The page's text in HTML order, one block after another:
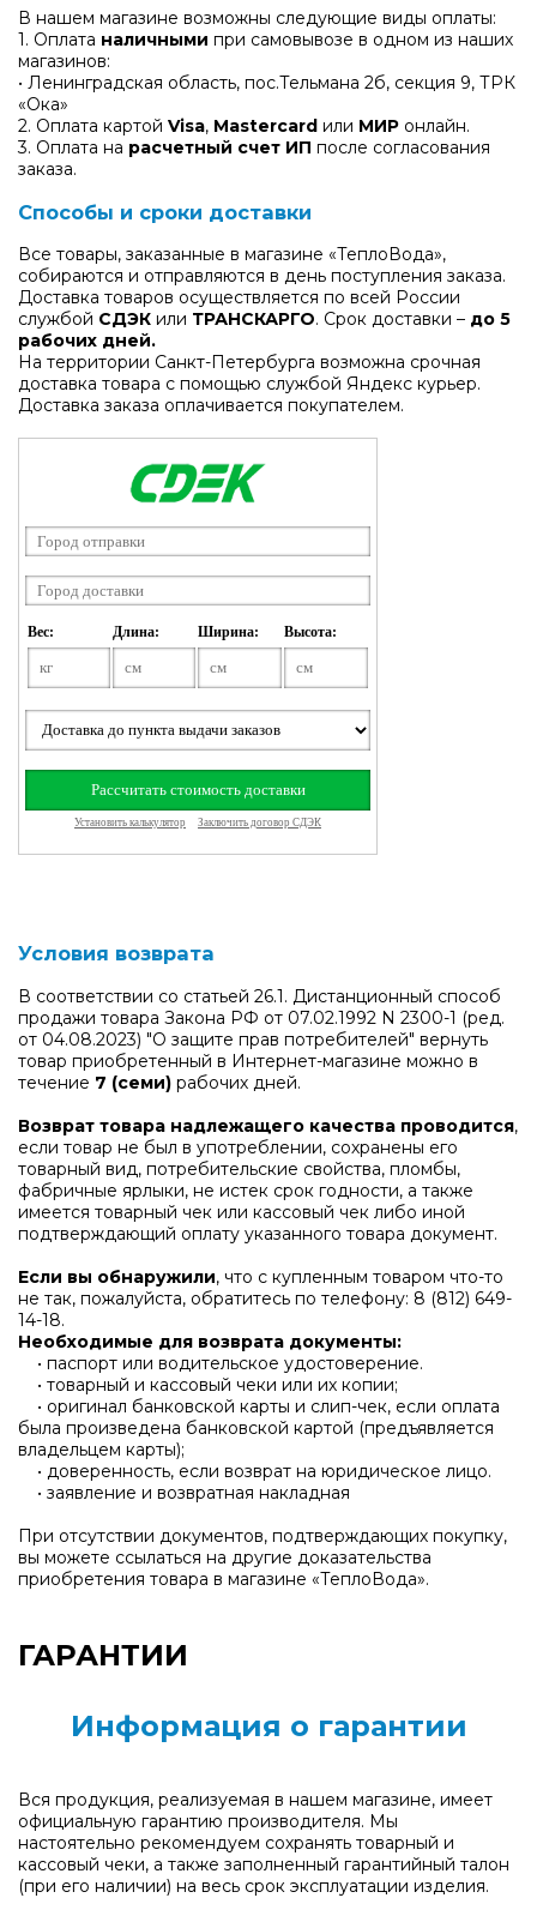
В нашем магазине возможны следующие виды оплаты:
1. Оплата наличными при самовывозе в одном из наших
магазинов:
• Ленинградская область, пос.Тельмана 2б, секция 9, ТРК
«Ока»
2. Оплата картой Visa, Mastercard или МИР онлайн.
3. Оплата на расчетный счет ИП после согласования
заказа.
Способы и сроки доставки
Все товары, заказанные в магазине «ТеплоВода»,
собираются и отправляются в день поступления заказа.
Доставка товаров осуществляется по всей России
службой СДЭК или ТРАНСКАРГО. Срок доставки – до 5
рабочих дней.
На территории Санкт-Петербурга возможна срочная
доставка товара с помощью службой Яндекс курьер.
Доставка заказа оплачивается покупателем.
Условия возврата
В соответствии со статьей 26.1. Дистанционный способ
продажи товара Закона РФ от 07.02.1992 N 2300-1 (ред.
от 04.08.2023) "О защите прав потребителей" вернуть
товар приобретенный в Интернет-магазине можно в
течение 7 (семи) рабочих дней.
Возврат товара надлежащего качества проводится,
если товар не был в употреблении, сохранены его
товарный вид, потребительские свойства, пломбы,
фабричные ярлыки, не истек срок годности, а также
имеется товарный чек или кассовый чек либо иной
подтверждающий оплату указанного товара документ.
Если вы обнаружили, что с купленным товаром что-то
не так, пожалуйста, обратитесь по телефону: 8 (812) 649-
14-18.
Необходимые для возврата документы:
• паспорт или водительское удостоверение.
• товарный и кассовый чеки или их копии;
• оригинал банковской карты и слип-чек, если оплата
была произведена банковской картой (предъявляется
владельцем карты);
• доверенность, если возврат на юридическое лицо.
• заявление и возвратная накладная
При отсутствии документов, подтверждающих покупку,
вы можете ссылаться на другие доказательства
приобретения товара в магазине «ТеплоВода».
ГАРАНТИИ
Информация о гарантии
Вся продукция, реализуемая в нашем магазине, имеет
официальную гарантию производителя. Мы
настоятельно рекомендуем сохранять товарный и
кассовый чеки, а также заполненный гарантийный талон
(при его наличии) на весь срок эксплуатации изделия.